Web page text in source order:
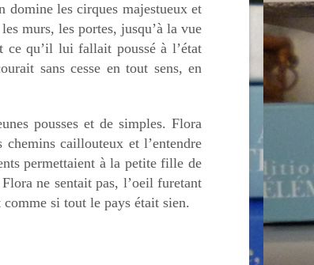
domine les cirques majestueux et
murs, les portes, jusqu’à la vue
ce qu’il lui fallait poussé à l’état
sans cesse en tout sens, en
pousses et de simples. Flora
caillouteux et l’entendre
permettaient à la petite fille de
ne sentait pas, l’oeil furetant
comme si tout le pays était sien.